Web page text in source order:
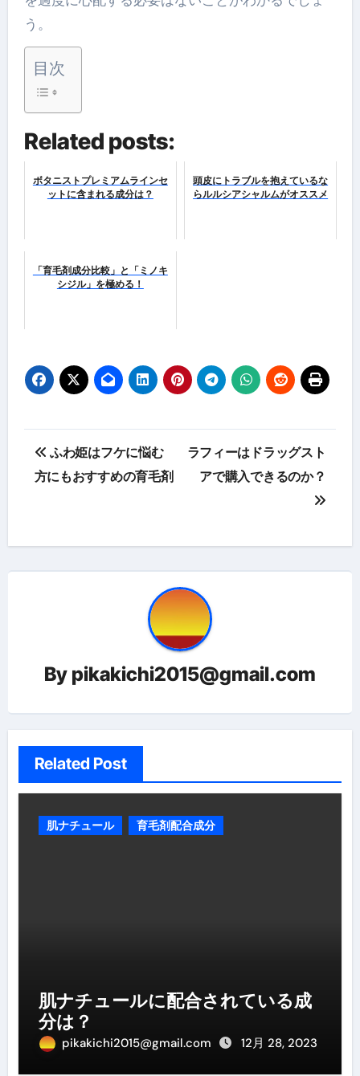
う。
目次
Related posts:
ボタニストプレミアムラインセ
ットに含まれる成分は？
頭皮にトラブルを抱えているな
らルルシアシャルムがオススメ
「育毛剤成分比較」と「ミノキ
シジル」を極める！
投
稿
ビ
ゲ
ョ
ン
ふわ姫はフケに悩む
方にもおすすめの育毛剤
ラフィーはドラッグスト
アで購入できるのか？
By pikakichi2015@gmail.com
Related Post
肌ナチュール 育毛剤配合成分
肌ナチュールに配合されている成
分は？
pikakichi2015@gmail.com 12月 28, 2023